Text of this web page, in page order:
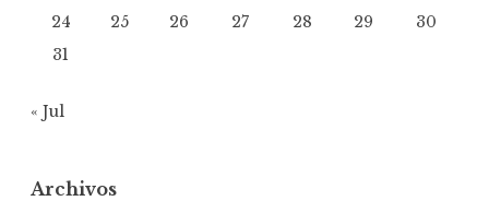
24
25 26 27 28 29
30
31
« Jul
Archivos